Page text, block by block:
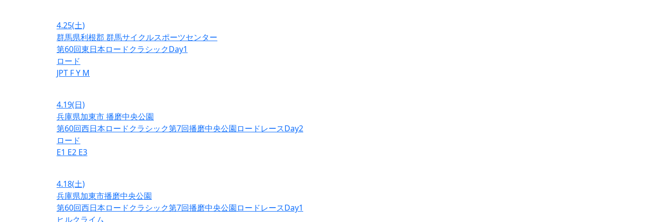
4.25(土)
群馬県利根郡 群馬サイクルスポーツセンター
第60回東日本ロードクラシックDay1
ロード
JPT FY M
4.19(日)
兵庫県加東市 播磨中央公園
第60回西日本ロードクラシック第7回播磨中央公園ロードレースDay2
ロード
E1 E2 E3
4.18(土)
兵庫県加東市播磨中央公園
第60回西日本ロードクラシック第7回播磨中央公園ロードレースDay1
ヒルクライム